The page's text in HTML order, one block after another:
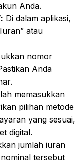
Anda.
Di dalam aplikasi,
atau
nomor
Anda
memasukkan
pilihan metode
yang sesuai,
digital.
jumlah iuran
tersebut